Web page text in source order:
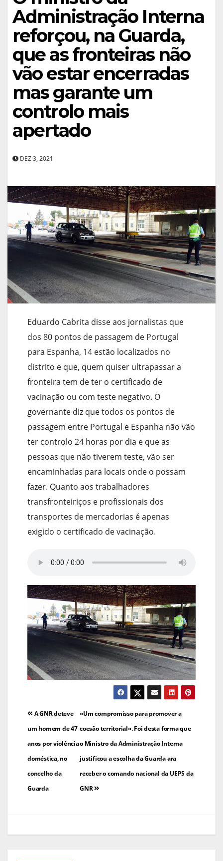
Administração Interna
reforçou, na Guarda,
que as fronteiras não
vão estar encerradas
mas garante um
controlo mais
apertado
DEZ 3, 2021
Eduardo Cabrita disse aos jornalistas que
dos 80 pontos de passagem de Portugal
para Espanha, 14 estão localizados no
distrito e que, quem quiser ultrapassar a
fronteira tem de ter o certificado de
vacinação ou com teste negativo. O
governante diz que todos os pontos de
passagem entre Portugal e Espanha não vão
ter controlo 24 horas por dia e que as
pessoas que não tiverem teste, vão ser
encaminhadas para locais onde o possam
fazer. Quanto aos trabalhadores
transfronteiriços e profissionais dos
transportes de mercadorias é apenas
exigido o certificado de vacinação.
Navegação
de
artigos
«Um compromisso para promover a
coesão territorial». Foi desta forma que
o Ministro da Administração Interna
justificou a escolha da Guarda ara
receber o comando nacional da UEPS da
GNR
A GNR deteve
um homem de 47
anos por violência
doméstica, no
concelho da
Guarda